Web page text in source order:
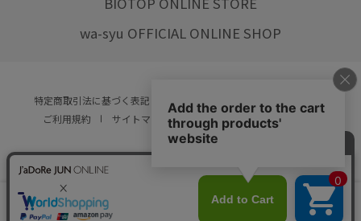
wa-syu OFFICIAL ONLINE SHOP
特定商取引法に基づく表記 プライバシーポリシー
ご利用規約
サイトマップ リクルート ご利用ガイド
© JUN CO.,LTD. ALL RIGHTS RESERVED.
店舗在庫
をみる
カートに入れる